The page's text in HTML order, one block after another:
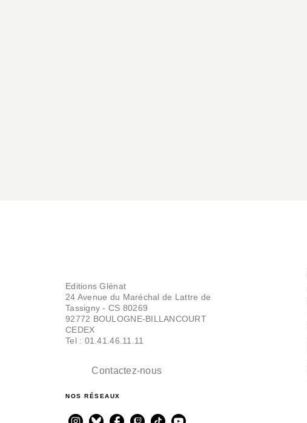
Editions Glénat
24 Avenue du Maréchal de Lattre de
Tassigny - CS 80269
92772 BOULOGNE-BILLANCOURT
CEDEX
Tel : 01.41.46.11.11
Contactez-nous
NOS RÉSEAUX